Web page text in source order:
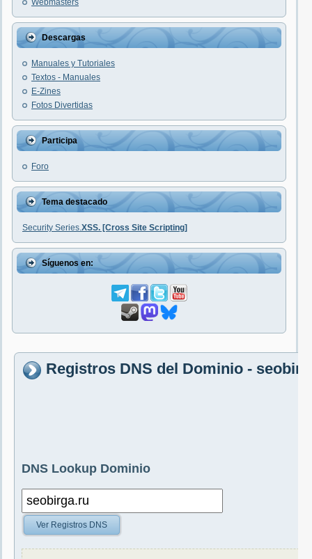
Webmasters
Descargas
Manuales y Tutoriales
Textos - Manuales
E-Zines
Fotos Divertidas
Participa
Foro
Tema destacado
Security Series.XSS. [Cross Site Scripting]
Síguenos en:
Registros DNS del Dominio -
DNS Lookup Dominio
Ver Registros DNS